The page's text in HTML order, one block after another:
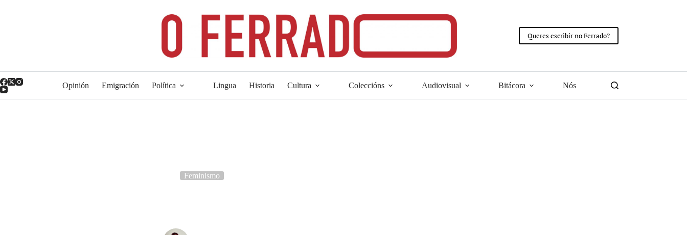
Queres escribir no Ferrado?
Opinión Emigración Política Lingua Historia Cultura Coleccións Audiovisual Bitácora Nós
Feminismo